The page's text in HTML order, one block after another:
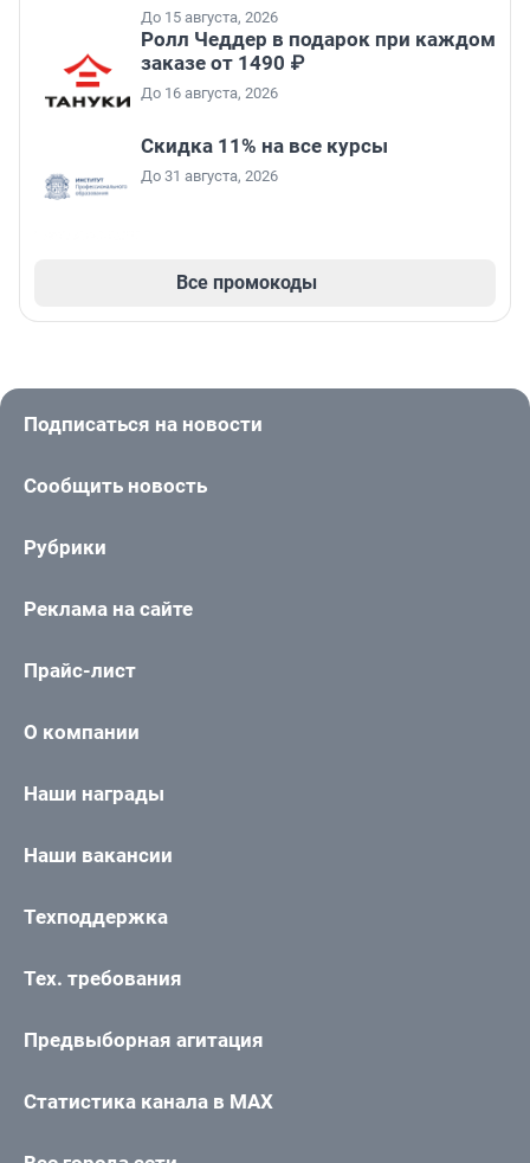
До 15 августа, 2026
Ролл Чеддер в подарок при каждом
заказе от 1490 ₽
До 16 августа, 2026
Скидка 11% на все курсы
До 31 августа, 2026
Все промокоды
Подписаться на новости
Сообщить новость
Рубрики
Реклама на сайте
Прайс-лист
О компании
Наши награды
Наши вакансии
Техподдержка
Тех. требования
Предвыборная агитация
Статистика канала в MAX